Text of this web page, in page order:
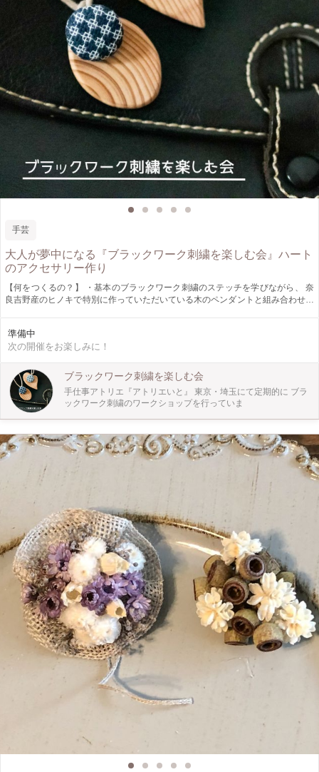
手芸
大人が夢中になる『ブラックワーク刺繍を楽しむ会』ハート
のアクセサリー作り
【何をつくるの？】 ・基本のブラックワーク刺繍のステッチを学びながら、 奈
良吉野産のヒノキで特別に作っていただいている木のペンダントと組み合わせて
のかに香る匂いに癒されます。 【どうやってつくるの？】 ・好きな色の布と糸
を選んでから、刺繍をしていきます。 ・木のペンダントは ハートと楕円形と
繍ができたら、くるみボタンを作って、木のペンダントに仕上げます。 【作品
の仕様】 ・くるみボタン 直径15mm/20mm/25mmいづれか ・ハートのペンダン
ト 縦：約55mm×横：約40mm×厚み：5mm 紐の長さ：300mm（調節可能） ・
楕円のペンダント 縦：約40mm×横：約30mm×厚み：5mm 紐の長さ：
300mm（調節可能） ・スクエアのペンダント 縦：約45mm×横：約45mm×厚
み：5mm 紐の長さ：300mm（調節可能） 【ここがオススメ！】 ・刺繍の図
案、布の色、糸の糸、木の形の 好きなものを選んでいただけます。 ・少人数
で丁寧にお教えします ・ティータイム付きです 【どんな人が対象？】 ・簡単な
作業なので初心者も安心して参加出来ます ・参加者はお一人様が多いのでお一
人でも安心してご参加ください ・手芸好きな人も やったことないけど 面白
そう〜！と思った人も 全くはじめてだけれど モノトーンで素敵♡とときめい
た人も 一緒にチクチクしませんか？ ・初心者の方、クロスステッチをやった
ことある！と言う方など おひとりおひとりに合わせてアドバイスさせていただ
きます。 【ぜひ知ってほしい！】 ・ブラックワーク刺繍は、黒糸１本で 幾何
学模様などパターンを 規則的に刺していく スペインの女王様からイギリスに
伝わって広まったと言われている刺繍です。 ・難しいステッチはありません。
バックステッチ（返し縫い）とランニングステッチ（なみ縫い）でほぼ いろん
な図案を刺すことができます。 ・一人で黙々と作業する時間も幸せだけれど、
誰かと一緒におしゃべりしながら お茶を飲みながら、チクチクする時間も 楽
しいものですよ。
準備中
次の開催をお楽しみに！
ブラックワーク刺繍を楽しむ会
手仕事アトリエ『アトリエいと』 東京・埼玉にて定期的に ブラ
ックワーク刺繍のワークショップを行っていま